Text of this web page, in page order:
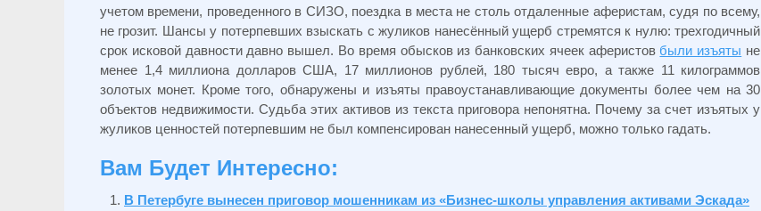
учетом времени, проведенного в СИЗО, поездка в места не столь отдаленные аферистам, судя по всему,
не грозит. Шансы у потерпевших взыскать с жуликов нанесённый ущерб стремятся к нулю: трехгодичный
срок исковой давности давно вышел. Во время обысков из банковских ячеек аферистов были изъяты не
менее 1,4 миллиона долларов США, 17 миллионов рублей, 180 тысяч евро, а также 11 килограммов
золотых монет. Кроме того, обнаружены и изъяты правоустанавливающие документы более чем на 30
объектов недвижимости. Судьба этих активов из текста приговора непонятна. Почему за счет изъятых у
жуликов ценностей потерпевшим не был компенсирован нанесенный ущерб, можно только гадать.
Вам Будет Интересно:
В Петербуге вынесен приговор мошенникам из «Бизнес-школы управления активами Эскада»